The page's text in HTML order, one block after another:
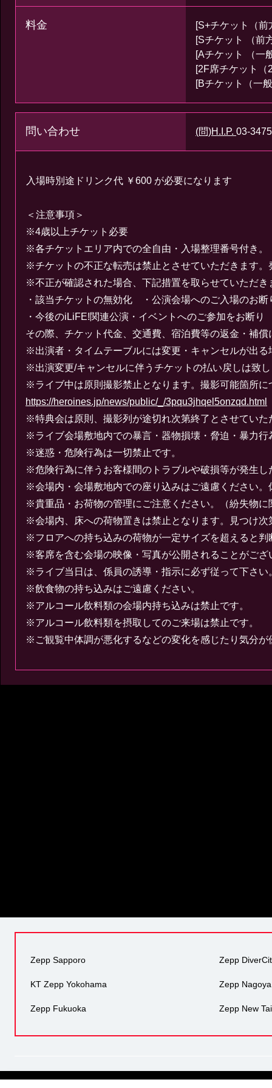
料金
[S+チケット（
[Sチケット （前
[Aチケット （一
[2F席チケット（
[Bチケット（一
問い合わせ (問)H.I.P. 03-
入場時別途ドリンク代 ￥600 が必要になります
＜注意事項＞
※4歳以上チケット必要
※各チケットエリア内での全自由・入場整理番号付き。
※チケットの不正な転売は禁止とさせていただきます
※不正が確認された場合、下記措置を取らせていただき
・該当チケットの無効化 ・公演会場へのご入場のお断
・今後のiLiFE!関連公演・イベントへのご参加をお断り
その際、チケット代金、交通費、宿泊費等の返金・補
※出演者・タイムテーブルには変更・キャンセルが出る
※出演変更/キャンセルに伴うチケットの払い戻しは致
※ライブ中は原則撮影禁止となります。撮影可能箇所
https://heroines.jp/news/public/_/3pqu3jhqel5onzqd.html
※特典会は原則、撮影列が途切れ次第終了とさせていた
※ライブ会場敷地内での暴言・器物損壊・脅迫・暴力
※迷惑・危険行為は一切禁止です。
※危険行為に伴うお客様間のトラブルや破損等が発生
※会場内・会場敷地内での座り込みはご遠慮ください
※貴重品・お荷物の管理にご注意ください。（紛失物
※会場内、床への荷物置きは禁止となります。見つけ
※フロアへの持ち込みの荷物が一定サイズを超えると
※客席を含む会場の映像・写真が公開されることがござ
※ライブ当日は、係員の誘導・指示に必ず従って下さい
※飲食物の持ち込みはご遠慮ください。
※アルコール飲料類の会場内持ち込みは禁止です。
※アルコール飲料類を摂取してのご来場は禁止です。
※ご観覧中体調が悪化するなどの変化を感じたり気分
Zepp Sapporo Zepp
KT Zepp Yokohama Zepp Nagoya
Zepp Fukuoka Zepp New